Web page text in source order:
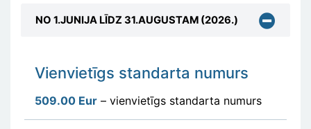
NO 1.JUNIJA LĪDZ 31.AUGUSTAM (2026.)
Vienvietīgs standarta numurs
509.00 Eur – vienvietīgs standarta numurs